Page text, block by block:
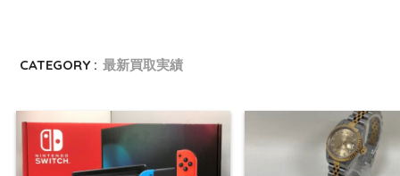
CATEGORY : 最新買取実績